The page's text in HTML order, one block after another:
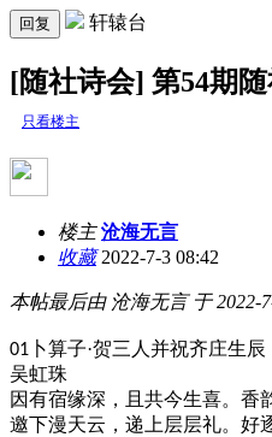
回复 轩辕台
[随社诗会] 第54期
只看楼主
楼主 沧海无言
收藏2022-7-3 08:42
本帖最后由 沧海无言 于 2022-
01 卜算子·贺三人并祝齐庄生辰
吴虹珠
因有宿缘深，且共今生喜。香
邀下漫天云，递上层层礼。好